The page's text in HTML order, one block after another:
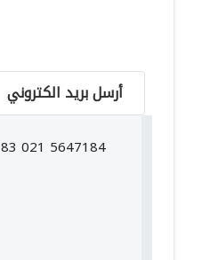
أرسل بريد الكتروني
021 5647184